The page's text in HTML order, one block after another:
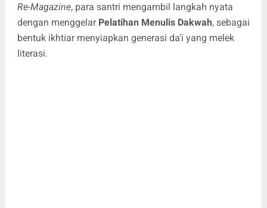
Re-Magazine, para santri mengambil langkah nyata
dengan menggelar Pelatihan Menulis Dakwah, sebagai
bentuk ikhtiar menyiapkan generasi da’i yang melek
literasi.